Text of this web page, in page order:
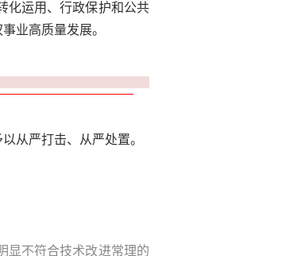
化运用、行政保护和公共
业高质量发展。
从严打击、从严处置。
显不符合技术改进常理的